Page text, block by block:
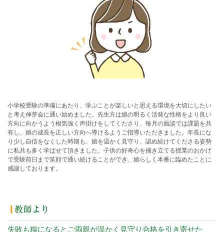
小学校受験の準備にあたり、学ぶことが楽しいと思える環境を大切にしたい
と考え伸芽会に通い始めました。先生方は娘の明るく活発な性格をより良い
方向に向かうよう根気強く声掛けをしてくださり、毎月の面談では課題を共
有し、娘の成長を正しい方向へ導けるようご指導いただきました。年長にな
り少し自信をなくした時期も、娘を温かく見守り、認め続けてくださる姿勢
に私共も多く学ばせて頂きました。子供の好奇心を掻き立てる授業のおかげ
で受験前日まで笑顔で通い続けることができ、娘らしく本番に臨めたことに
感謝しております。
失敗も糧になるとご両親が温かく見守り合格を引き寄せた